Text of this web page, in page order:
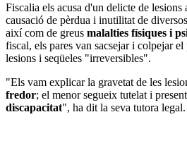
Fiscalia els acusa d'un delicte de lesions
causació de pèrdua i inutilitat de
així com de greus malalties físiques i
fiscal, els pares van sacsejar i colpejar
lesions i seqüeles "irreversibles".
"Els vam explicar la gravetat de les
fredor; el menor segueix tutelat i
discapacitat", ha dit la seva tutora legal.